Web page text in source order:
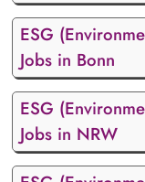
ESG
Jobs in Bonn
ESG
Jobs in NRW